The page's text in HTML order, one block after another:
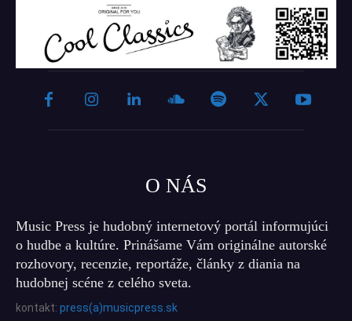
O NÁS
Music Press je hudobný internetový portál informujúci
o hudbe a kultúre. Prinášame Vám originálne autorské
rozhovory, recenzie, reportáže, články z diania na
hudobnej scéne z celého sveta.
kontakt: press(a)musicpress.sk